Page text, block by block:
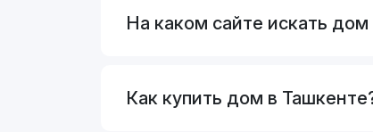
На каком сайте искать
Как купить дом в